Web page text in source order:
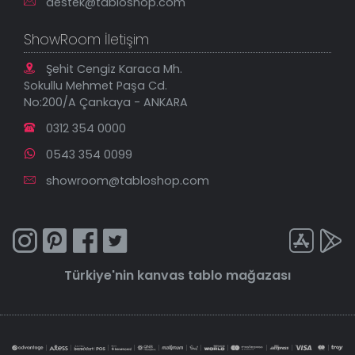
ShowRoom İletişim
Şehit Cengiz Karaca Mh.
Sokullu Mehmet Paşa Cd.
No:200/A Çankaya - ANKARA
0312 354 0000
0543 354 0099
showroom@tabloshop.com
Türkiye'nin kanvas tablo mağazası